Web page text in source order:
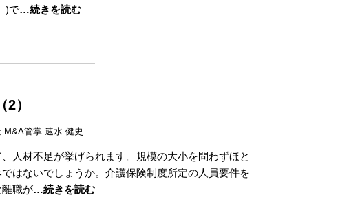
)で…続きを読む
）
M&A管掌 速水 健史
人材不足が挙げられます。規模の大小を問わずほと
はないでしょうか。介護保険制度所定の人員要件を
職が…続きを読む